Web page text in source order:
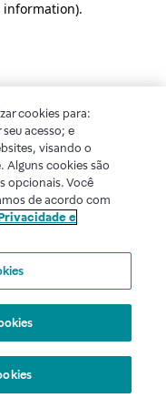
information).
cookies para:
acesso; e
visando o
cookies são
opcionais. Você
de acordo com
e